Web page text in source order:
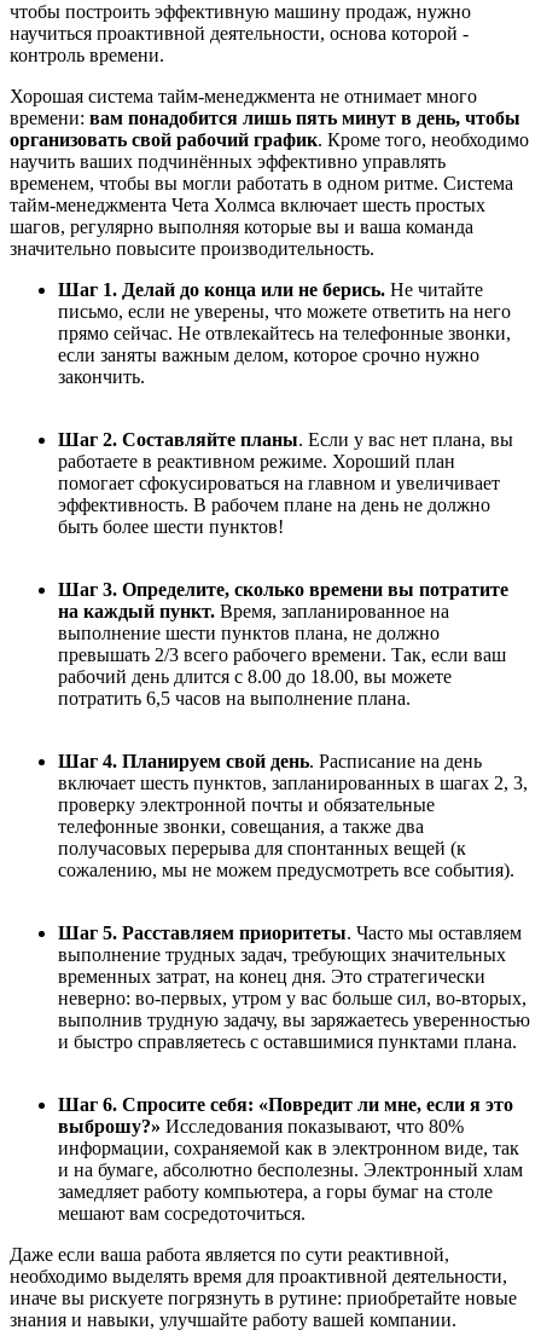
чтобы построить эффективную машину продаж, нужно
научиться проактивной деятельности, основа которой -
контроль времени.
Хорошая система тайм-менеджмента не отнимает много
времени: вам понадобится лишь пять минут в день, чтобы
организовать свой рабочий график. Кроме того, необходимо
научить ваших подчинённых эффективно управлять
временем, чтобы вы могли работать в одном ритме. Система
тайм-менеджмента Чета Холмса включает шесть простых
шагов, регулярно выполняя которые вы и ваша команда
значительно повысите производительность.
Шаг 1. Делай до конца или не берись. Не читайте
письмо, если не уверены, что можете ответить на него
прямо сейчас. Не отвлекайтесь на телефонные звонки,
если заняты важным делом, которое срочно нужно
закончить.
Шаг 2. Составляйте планы. Если у вас нет плана, вы
работаете в реактивном режиме. Хороший план
помогает сфокусироваться на главном и увеличивает
эффективность. В рабочем плане на день не должно
быть более шести пунктов!
Шаг 3. Определите, сколько времени вы потратите
на каждый пункт. Время, запланированное на
выполнение шести пунктов плана, не должно
превышать 2/3 всего рабочего времени. Так, если ваш
рабочий день длится с 8.00 до 18.00, вы можете
потратить 6,5 часов на выполнение плана.
Шаг 4. Планируем свой день. Расписание на день
включает шесть пунктов, запланированных в шагах 2, 3,
проверку электронной почты и обязательные
телефонные звонки, совещания, а также два
получасовых перерыва для спонтанных вещей (к
сожалению, мы не можем предусмотреть все события).
Шаг 5. Расставляем приоритеты. Часто мы оставляем
выполнение трудных задач, требующих значительных
временных затрат, на конец дня. Это стратегически
неверно: во-первых, утром у вас больше сил, во-вторых,
выполнив трудную задачу, вы заряжаетесь уверенностью
и быстро справляетесь с оставшимися пунктами плана.
Шаг 6. Спросите себя: «Повредит ли мне, если я это
выброшу?» Исследования показывают, что 80%
информации, сохраняемой как в электронном виде, так
и на бумаге, абсолютно бесполезны. Электронный хлам
замедляет работу компьютера, а горы бумаг на столе
мешают вам сосредоточиться.
Даже если ваша работа является по сути реактивной,
необходимо выделять время для проактивной деятельности,
иначе вы рискуете погрязнуть в рутине: приобретайте новые
знания и навыки, улучшайте работу вашей компании.